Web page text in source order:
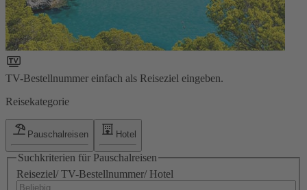
TV-Bestellnummer einfach als Reiseziel eingeben.
Reisekategorie
Pauschalreisen Hotel
Suchkriterien für Pauschalreisen
Reiseziel/ TV-Bestellnummer/ Hotel